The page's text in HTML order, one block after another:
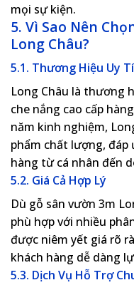
mọi sự kiện.
5. Vì Sao Nên
Long Châu?
5.1. Thương Hiệu Uy
Long Châu là thương
che nắng cao cấp
năm kinh nghiệm,
phẩm chất lượng, đáp
hàng từ cá nhân đến
5.2. Giá Cả Hợp Lý
Dù gỗ sân vườn 3m
phù hợp với nhiều
được niêm yết giá rõ
khách hàng dễ dàng
5.3. Dịch Vụ Hỗ Trợ